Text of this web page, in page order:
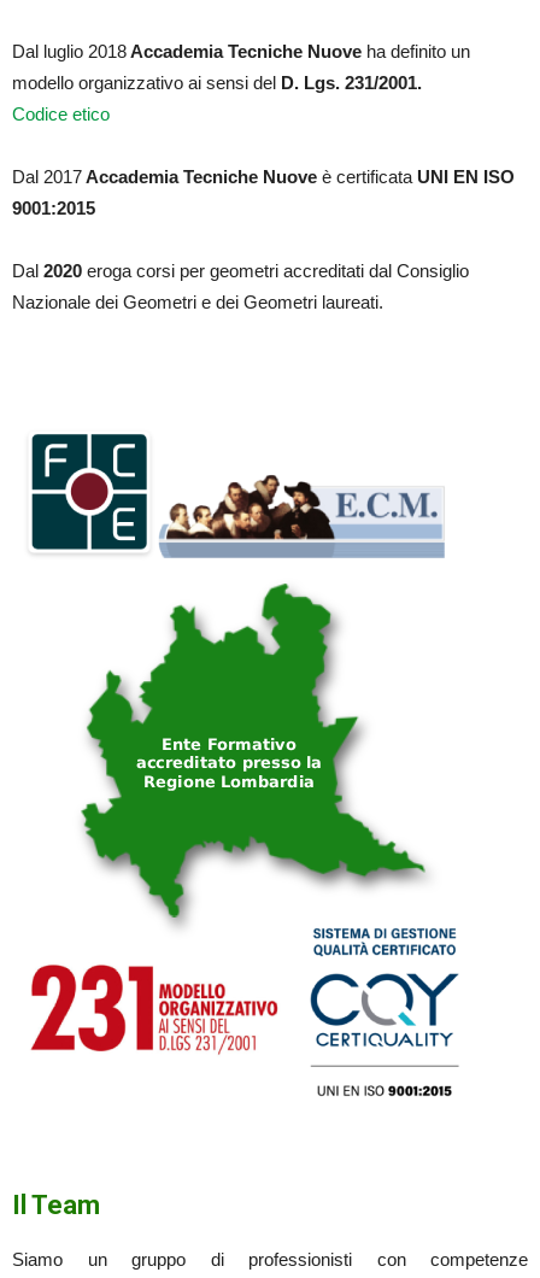
Dal luglio 2018Accademia Tecniche Nuove ha definito un
modello organizzativo ai sensi del D. Lgs. 231/2001.
Codice etico
Dal 2017Accademia Tecniche Nuove è certificata UNI EN ISO
9001:2015
Dal 2020 eroga corsi per geometri accreditati dal Consiglio
Nazionale dei Geometri e dei Geometri laureati.
Il Team
Siamo un gruppo di professionisti con competenze